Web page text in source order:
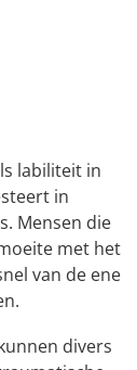
labiliteit in
in
Mensen die
met het
van de ene
divers